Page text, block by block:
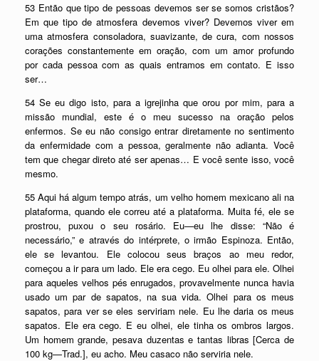
53 Então que tipo de pessoas devemos ser se somos cristãos?
Em que tipo de atmosfera devemos viver? Devemos viver em
uma atmosfera consoladora, suavizante, de cura, com nossos
corações constantemente em oração, com um amor profundo
por cada pessoa com as quais entramos em contato. E isso
ser…
54 Se eu digo isto, para a igrejinha que orou por mim, para a
missão mundial, este é o meu sucesso na oração pelos
enfermos. Se eu não consigo entrar diretamente no sentimento
da enfermidade com a pessoa, geralmente não adianta. Você
tem que chegar direto até ser apenas… E você sente isso, você
mesmo.
55 Aqui há algum tempo atrás, um velho homem mexicano ali na
plataforma, quando ele correu até a plataforma. Muita fé, ele se
prostrou, puxou o seu rosário. Eu—eu lhe disse: “Não é
necessário,” e através do intérprete, o irmão Espinoza. Então,
ele se levantou. Ele colocou seus braços ao meu redor,
começou a ir para um lado. Ele era cego. Eu olhei para ele. Olhei
para aqueles velhos pés enrugados, provavelmente nunca havia
usado um par de sapatos, na sua vida. Olhei para os meus
sapatos, para ver se eles serviriam nele. Eu lhe daria os meus
sapatos. Ele era cego. E eu olhei, ele tinha os ombros largos.
Um homem grande, pesava duzentas e tantas libras [Cerca de
100 kg—Trad.], eu acho. Meu casaco não serviria nele.